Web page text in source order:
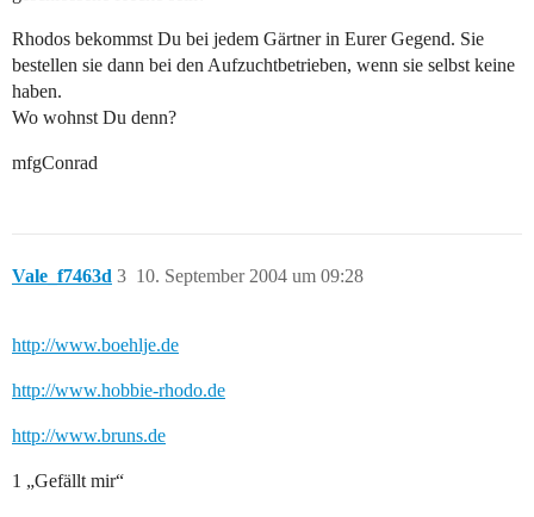
Rhodos bekommst Du bei jedem Gärtner in Eurer Gegend. Sie
bestellen sie dann bei den Aufzuchtbetrieben, wenn sie selbst keine
haben.
Wo wohnst Du denn?
mfgConrad
Vale_f7463d 10. September 2004 um 09:28
3
http://www.boehlje.de
http://www.hobbie-rhodo.de
http://www.bruns.de
1 „Gefällt mir“